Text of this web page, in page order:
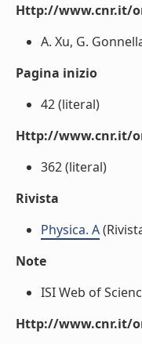
Http://www.cnr.it/
A. Xu, G.
Pagina inizio
42 (literal)
Http://www.cnr.it/
362 (literal)
Rivista
Physica. A
Note
ISI Web of
Http://www.cnr.it/